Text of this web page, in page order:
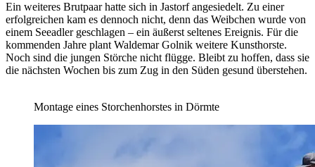
Ein weiteres Brutpaar hatte sich in Jastorf angesiedelt. Zu einer
erfolgreichen kam es dennoch nicht, denn das Weibchen wurde von
einem Seeadler geschlagen – ein äußerst seltenes Ereignis. Für die
kommenden Jahre plant Waldemar Golnik weitere Kunsthorste.
Noch sind die jungen Störche nicht flügge. Bleibt zu hoffen, dass sie
die nächsten Wochen bis zum Zug in den Süden gesund überstehen.
Montage eines Storchenhorstes in Dörmte